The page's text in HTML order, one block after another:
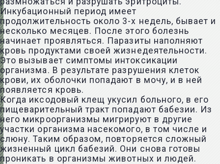
Инкубационный период имеет
продолжительность около 3-х недель, бывает и
несколько месяцев. После этого болезнь
начинает проявляться. Паразиты наполняют
кровь продуктами своей жизнедеятельности.
Это вызывает симптомы интоксикации
организма. В результате разрушения клеток
крови, их оболочки попадают в мочу, и в ней
появляется кровь.
Когда иксодовый клещ укусил больного, в его
пищеварительный тракт попадают бабезии. Из
него микроорганизмы мигрируют в другие
участки организма насекомого, в том числе и
слюну. Таким образом, повторяется сложный
жизненный цикл бабезий. Они снова готовы
проникать в организмы животных и людей.